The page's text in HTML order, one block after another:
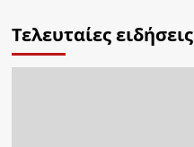
Τελευταίες ειδήσεις